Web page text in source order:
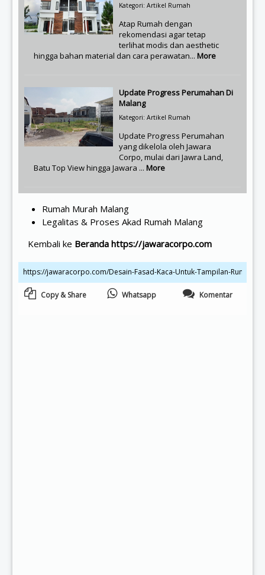
Kategori: Artikel Rumah
Atap Rumah dengan
rekomendasi agar tetap
terlihat modis dan aesthetic
hingga bahan material dan cara perawatan... More
Update Progress Perumahan Di
Malang
Kategori: Artikel Rumah
Update Progress Perumahan
yang dikelola oleh Jawara
Corpo, mulai dari Jawra Land,
Batu Top View hingga Jawara ... More
Rumah Murah Malang
Legalitas & Proses Akad Rumah Malang
Kembali ke Beranda https://jawaracorpo.com
Copy & Share Whatsapp Komentar